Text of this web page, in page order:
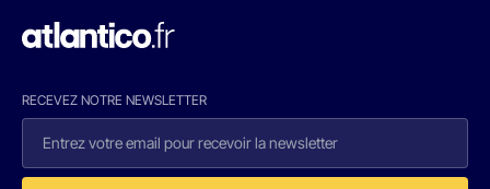
RECEVEZ NOTRE NEWSLETTER